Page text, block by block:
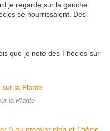
je regarde sur la gauche.
se nourrissaient. Des
que je note des Thècles sur
la Plante